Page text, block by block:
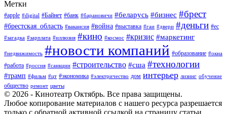
Метки
#apple #digital #Байнет #банк #барановичи #беларусь #бизнес #брест
#брестская_область #вакансия #война #выставка #гаи #двери #деньги #ес
#загадка #зарплата #иллюзия #кино #космос #кризис #маркетинг
#недвижимость #новости компаний #образование #окна
#работа #россия #санкции #строительство #сша #технологии
#трамп #фильм #цт #экономика #электричество дом интерьер лизинг обучение
общество ремонт цветы
© 2026 - Кинотеатр Октябрь. Все права защищены.
Любое копирование материалов с нашего ресурса разрешается
только с обратной активной ссылкой на страницу статьи.